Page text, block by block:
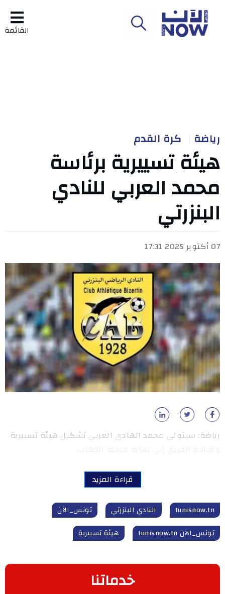
القائمة
رياضة كرة القدم
هيئة تسييرية برئاسة
محمد العربي للنادي
البنزرتي
07 أكتوبر 2025 17:31
رياضة: سيتولى محمد الهادي العربي تشكيل هيئة تسييرية
قراءة المزيد
tunisnow.tn النادي البنزرتي
تونس_الآن
تونس_الآن tunisnow.tn
هيئة تسييرية
خدماتنا